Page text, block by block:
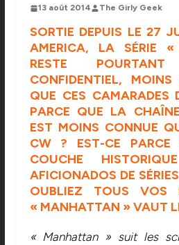
13 août 2014 The Girly Geek
SORTIE DEPUIS LE 27
AMERICA, LA SÉRIE
RESTE
CONFIDENTIEL,
QUE CES CAMARADES
PARCE QUE LA
EST MOINS CONNUE
CW ? EST-CE
COUCHE
AFICIONADOS DE
OUBLIEZ TOUS VOS
« MANHATTAN » VAUT
« Manhattan » suit les